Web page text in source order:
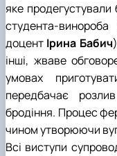
яке продегустували
студента-
доцент Ірина Бабич
інші, жваве
умовах
передбачає
бродіння. Процес
чином утворюючи
Всі виступи